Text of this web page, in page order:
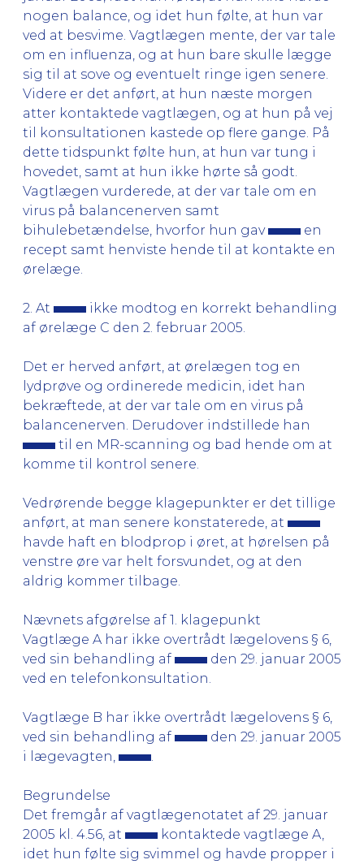
nogen balance, og idet hun følte, at hun var
ved at besvime. Vagtlægen mente, der var tale
om en influenza, og at hun bare skulle lægge
sig til at sove og eventuelt ringe igen senere.
Videre er det anført, at hun næste morgen
atter kontaktede vagtlægen, og at hun på vej
til konsultationen kastede op flere gange. På
dette tidspunkt følte hun, at hun var tung i
hovedet, samt at hun ikke hørte så godt.
Vagtlægen vurderede, at der var tale om en
virus på balancenerven samt
bihulebetændelse, hvorfor hun gav
en
recept samt henviste hende til at kontakte en
ørelæge.
2. At
ikke modtog en korrekt behandling
af ørelæge C den 2. februar 2005.
Det er herved anført, at ørelægen tog en
lydprøve og ordinerede medicin, idet han
bekræftede, at der var tale om en virus på
balancenerven. Derudover indstillede han
til en MR-scanning og bad hende om at
komme til kontrol senere.
Vedrørende begge klagepunkter er det tillige
anført, at man senere konstaterede, at
havde haft en blodprop i øret, at hørelsen på
venstre øre var helt forsvundet, og at den
aldrig kommer tilbage.
Nævnets afgørelse af 1. klagepunkt
Vagtlæge A har ikke overtrådt lægelovens § 6,
ved sin behandling af
den 29. januar 2005
ved en telefonkonsultation.
Vagtlæge B har ikke overtrådt lægelovens § 6,
ved sin behandling af
den 29. januar 2005
i lægevagten,
Begrundelse
Det fremgår af vagtlægenotatet af 29. januar
2005 kl. 4.56, at
kontaktede vagtlæge A,
idet hun følte sig svimmel og havde propper i